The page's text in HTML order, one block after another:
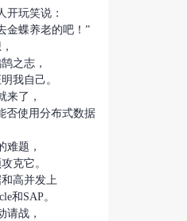
开玩笑说：
金蝶养老的吧！”
之志，
我自己。
来了，
否使用分布式数据
难题，
克它。
高并发上
和SAP。
请战，